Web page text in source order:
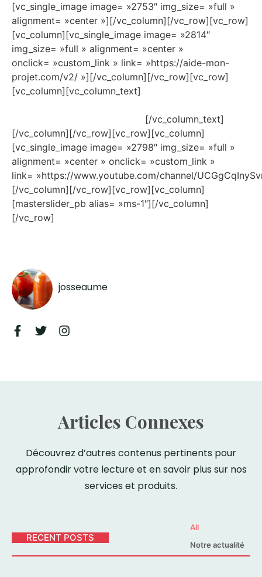
[vc_single_image image= »2753″ img_size= »full »
alignment= »center »][/vc_column][/vc_row][vc_row]
[vc_column][vc_single_image image= »2814″
img_size= »full » alignment= »center »
onclick= »custom_link » link= »https://aide-mon-
projet.com/v2/ »][/vc_column][/vc_row][vc_row]
[vc_column][vc_column_text]
[/vc_column_text]
[/vc_column][/vc_row][vc_row][vc_column]
[vc_single_image image= »2798″ img_size= »full »
alignment= »center » onclick= »custom_link »
link= »https://www.youtube.com/channel/
[/vc_column][/vc_row][vc_row][vc_column]
[masterslider_pb alias= »ms-1″][/vc_column]
[/vc_row]
josseaume
Articles Connexes
Découvrez d’autres contenus pertinents pour
approfondir votre lecture et en savoir plus sur nos
services et produits.
RECENT POSTS
All
Notre actualité